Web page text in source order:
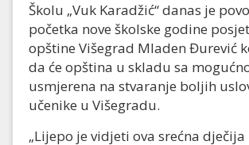
Školu „Vuk Karadžić“ danas je
početka nove školske godine
opštine Višegrad Mladen Đurević
da će opština u skladu sa
usmjerena na stvaranje boljih
učenike u Višegradu.
„Lijepo je vidjeti ova srećna dječija